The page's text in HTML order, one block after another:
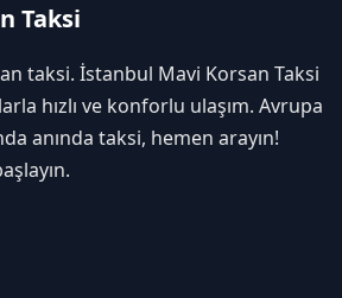
Taksi
taksi. İstanbul Mavi Korsan Taksi
hızlı ve konforlu ulaşım. Avrupa
anında taksi, hemen arayın!